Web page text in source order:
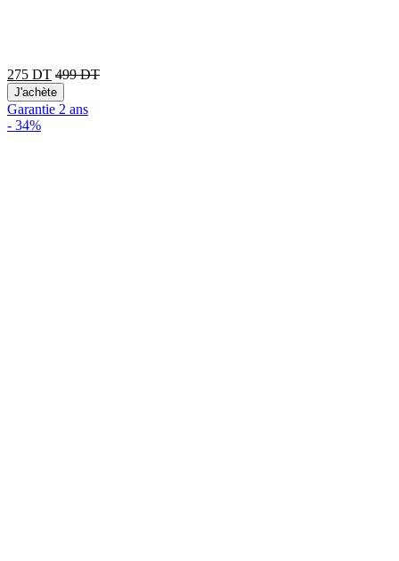
275 DT 499DT
J'achète
Garantie 2 ans
- 34%